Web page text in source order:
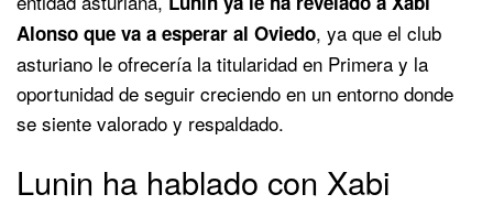
Alonso que va a esperar al Oviedo, ya que el club
asturiano le ofrecería la titularidad en Primera y la
oportunidad de seguir creciendo en un entorno donde
se siente valorado y respaldado.
Lunin ha hablado con Xabi